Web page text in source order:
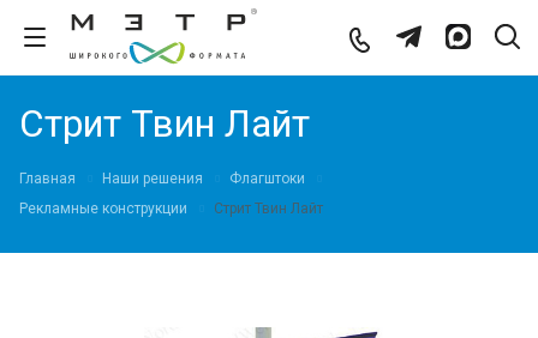
Стрит Твин Лайт
Главная Наши решения
Флагштоки
Рекламные конструкции
Стрит Твин Лайт